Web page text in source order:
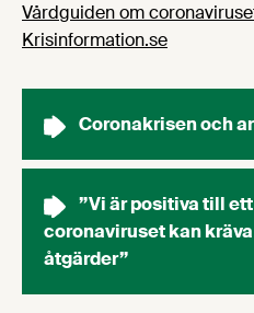
Vårdguiden om
Krisinformation.se
Coronakrisen och
”Vi är positiva till
coronaviruset kan
åtgärder”